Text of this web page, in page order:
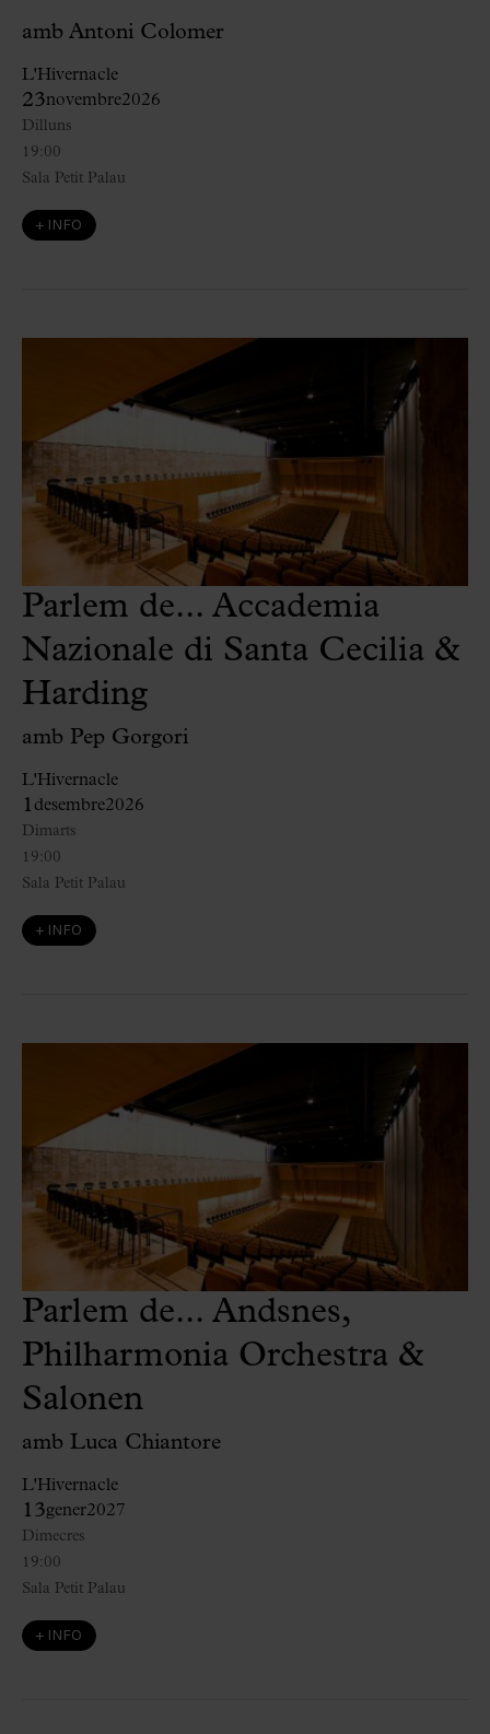
amb Antoni Colomer
L'Hivernacle
23novembre2026
19:00
Dilluns
Sala Petit Palau
+ INFO
Parlem de... Accademia
Nazionale di Santa Cecilia &
Harding
amb Pep Gorgori
L'Hivernacle
1 desembre2026
19:00
Dimarts
Sala Petit Palau
+ INFO
Parlem de... Andsnes,
Philharmonia Orchestra &
Salonen
amb Luca Chiantore
L'Hivernacle
13gener2027
19:00
Dimecres
Sala Petit Palau
+ INFO